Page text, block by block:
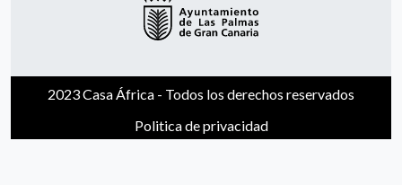
2023 Casa África - Todos los derechos reservados
Politica de privacidad